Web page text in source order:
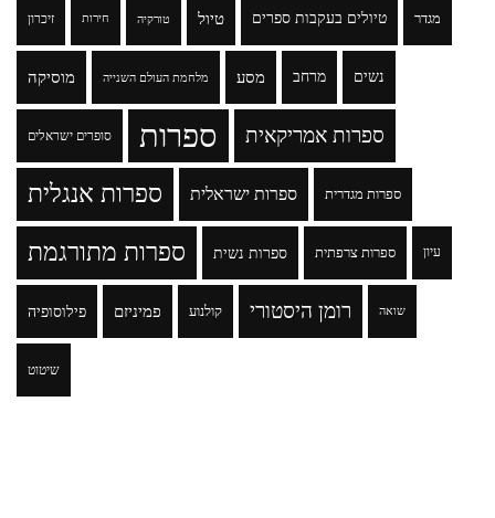
זיכרון חירות טורקיה טיול טיולים בעקבות ספרים מגדר
מוסיקה מלחמת העולם השנייה מסע מרחב נשים
סופרים ישראלים ספרות ספרות אמריקאית
ספרות אנגלית ספרות ישראלית ספרות מגדרית
ספרות מתורגמת ספרות נשית ספרות צרפתית עיון
פילוסופיה פמיניזם קולנוע רומן היסטורי שואה
שיטוט